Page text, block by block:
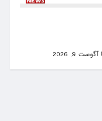
آگوست 9, 2026